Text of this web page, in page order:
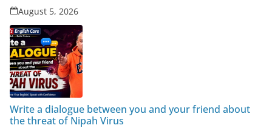
August 5, 2026
Write a dialogue between you and your friend about
the threat of Nipah Virus